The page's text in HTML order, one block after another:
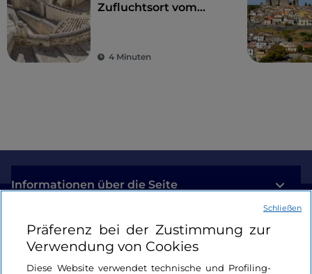
Zufluchtsort vom
der Schönheit
4 Minuten
Informationen über die Seite
Nützliche Links
Login
Präferenz bei der Zustimmung zur
Verwendung von Cookies
Diese Website verwendet technische und Profiling-
Schließen